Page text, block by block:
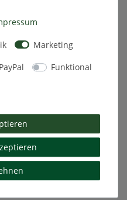
Marketing
PayPal Funktional